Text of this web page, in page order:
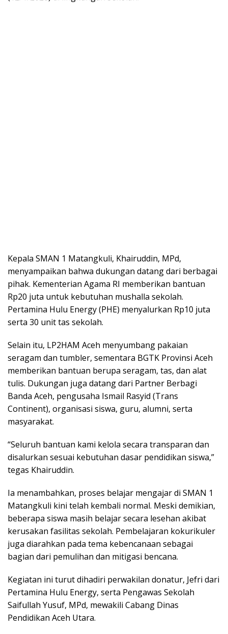
Kepala SMAN 1 Matangkuli, Khairuddin, MPd,
menyampaikan bahwa dukungan datang dari berbagai
pihak. Kementerian Agama RI memberikan bantuan
Rp20 juta untuk kebutuhan mushalla sekolah.
Pertamina Hulu Energy (PHE) menyalurkan Rp10 juta
serta 30 unit tas sekolah.
Selain itu, LP2HAM Aceh menyumbang pakaian
seragam dan tumbler, sementara BGTK Provinsi Aceh
memberikan bantuan berupa seragam, tas, dan alat
tulis. Dukungan juga datang dari Partner Berbagi
Banda Aceh, pengusaha Ismail Rasyid (Trans
Continent), organisasi siswa, guru, alumni, serta
masyarakat.
“Seluruh bantuan kami kelola secara transparan dan
disalurkan sesuai kebutuhan dasar pendidikan siswa,”
tegas Khairuddin.
Ia menambahkan, proses belajar mengajar di SMAN 1
Matangkuli kini telah kembali normal. Meski demikian,
beberapa siswa masih belajar secara lesehan akibat
kerusakan fasilitas sekolah. Pembelajaran kokurikuler
juga diarahkan pada tema kebencanaan sebagai
bagian dari pemulihan dan mitigasi bencana.
Kegiatan ini turut dihadiri perwakilan donatur, Jefri dari
Pertamina Hulu Energy, serta Pengawas Sekolah
Saifullah Yusuf, MPd, mewakili Cabang Dinas
Pendidikan Aceh Utara.